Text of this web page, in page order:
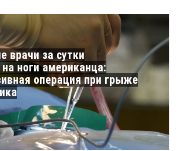
врачи за сутки
ноги американца:
операция при грыже